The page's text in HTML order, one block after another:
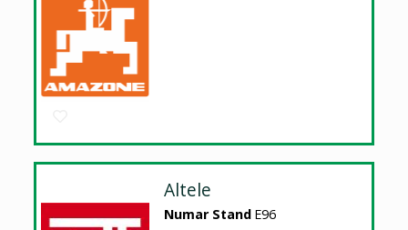
Altele
Numar Stand E96